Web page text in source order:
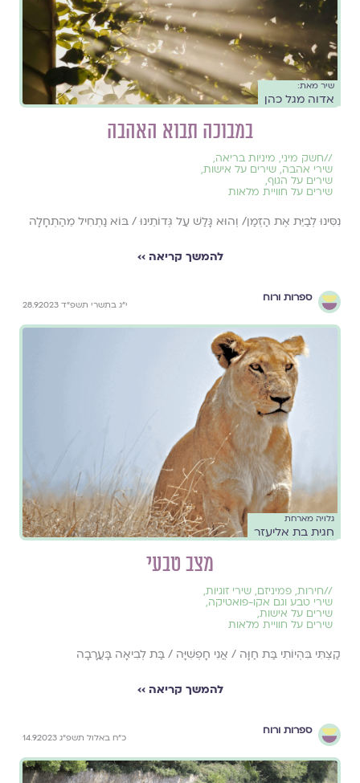
שיר מאת:
אדוה מגל כהן
במבוכה תבוא האהבה
//חשק מיני, מיניות בריאה,
שירי אהבה, שירים על אישות,
שירים על הגוף,
שירים על חוויית מלאות
נִסִּינוּ לְבַיֵּת אֶת הַזְּמַן/ וְהוּא גָּלַשׁ עַל גְּדוֹתֵינוּ / בּוֹא נַתְחִיל מֵהַתְחָלָה
להמשך קריאה ››
ספרות ורוח
י״ג בתשרי תשפ״ד 28.9.2023
גלויה מארחת
חגית בת אליעזר
מצב טבעי
//חירות, פמיניזם, שירי זוגיות,
שירי טבע וגם אקו-פואטיקה,
שירים על אישות,
שירים על חוויית מלאות
קַצְתִּי בִּהְיוֹתִי בַּת חַוָּה / אֲנִי חָפְשִׁיָּה / בַּת לְבִיאָה בָּעֲרָבָה
להמשך קריאה ››
ספרות ורוח
כ״ח באלול תשפ״ג 14.9.2023